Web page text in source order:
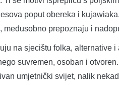
poput obereka i
međusobno prepoznaju i
na sjecištu folka, alternative
suvremen, osoban i
umjetnički svijet, nalik